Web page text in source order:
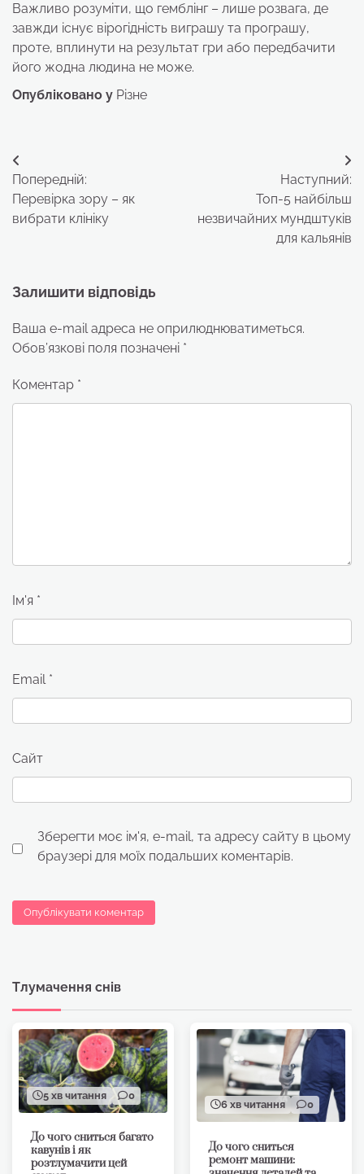
Важливо розуміти, що гемблінг – лише розвага, де
завжди існує вірогідність виграшу та програшу,
проте, вплинути на результат гри або передбачити
його жодна людина не може.
Опубліковано у Різне
Навігація
записів
Попередній:
Перевірка зору – як
вибрати клініку
Наступний:
Топ-5 найбільш
незвичайних мундштуків
для кальянів
Залишити відповідь
Ваша e-mail адреса не оприлюднюватиметься.
Обов’язкові поля позначені *
Коментар *
Ім'я *
Email *
Сайт
Зберегти моє ім'я, e-mail, та адресу сайту в цьому
браузері для моїх подальших коментарів.
Тлумачення снів
5 хв читання 0
До чого сниться багато
кавунів і як
розтлумачити цей
6 хв читання 0
До чого сниться
ремонт машини: